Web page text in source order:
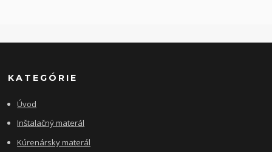
KATEGÓRIE
Úvod
Inštalačný materál
Kúrenársky materál